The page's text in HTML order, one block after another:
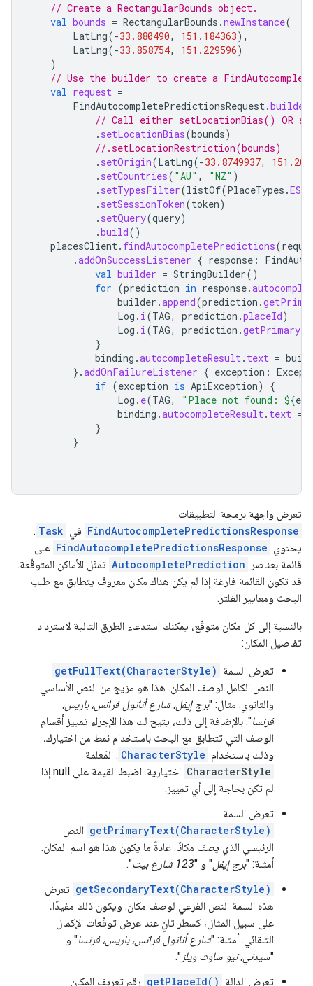
// Create a RectangularBounds object.
val bounds = RectangularBounds .newInstance(
LatLng(-33.880490, 151.184363),
LatLng(-33.858754, 151.229596)
)
// Use the builder to create a
val request =
FindAutocompletePredictionsRequest .builder
// Call either setLocationBias() OR
. setLocationBias(bounds)
//.setLocationRestriction(bounds)
. setOrigin(LatLng(-33.8749937,
. setCountries( "AU" , "NZ" )
. setTypesFilter(listOf(PlaceTypes .
. setSessionToken(token)
. setQuery(query)
.build()
placesClient . findAutocompletePredictions(
.addOnSuccessListener { response :
val builder = StringBuilder()
for (prediction in response.
builder .append(prediction .
Log . i (TAG, prediction .placeId)
Log . i (TAG, prediction .
}
binding .autocompleteResult . text =
}.addOnFailureListener { exception :
if (exception is ApiException)
{
Log . e(TAG, "Place not found: ${
binding .autocompleteResult . text =
}
}
تعرض واجهة برمجة التطبيقات
FindAutocompletePredictionsResponse في Task
.
يحتوي
FindAutocompletePredictionsResponse على
قائمة بعناصر
AutocompletePrediction تمثّل الأماكن المتوقّعة.
قد تكون القائمة فارغة إذا لم يكن هناك مكان معروف يتطابق مع طلب
البحث ومعايير الفلتر.
بالنسبة إلى كل مكان متوقّع، يمكنك استدعاء الطرق التالية لاسترداد
تفاصيل المكان:
تعرض السمة getFullText(CharacterStyle)
النص الكامل لوصف المكان. هذا هو مزيج من النص الأساسي
والثانوي. مثال: "برج إيفل، شارع أناتول فرانس، باريس،
فرنسا". بالإضافة إلى ذلك، يتيح لك هذا الإجراء تمييز أقسام
الوصف التي تتطابق مع البحث باستخدام نمط من اختيارك،
وذلك باستخدام CharacterStyle . المَعلمة
CharacterStyle
اختيارية. اضبط القيمة على null إذا
لم تكن بحاجة إلى أي تمييز.
تعرض السمة
getPrimaryText(CharacterStyle) النص
الرئيسي الذي يصف مكانًا. عادةً ما يكون هذا هو اسم المكان.
أمثلة: "برج إيفل " و "123 شارع بيت
".
getSecondaryText(CharacterStyle) تعرض
هذه السمة النص الفرعي لوصف مكان. ويكون ذلك مفيدًا،
على سبيل المثال، كسطر ثانٍ عند عرض توقّعات الإكمال
التلقائي. أمثلة: "شارع أناتول فرانس، باريس، فرنسا" و
"سيدني، نيو ساوث ويلز ".
تعرض الدالة getPlaceId() رقم تعريف المكان